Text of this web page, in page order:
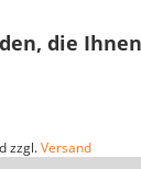
die
zzgl.Versand